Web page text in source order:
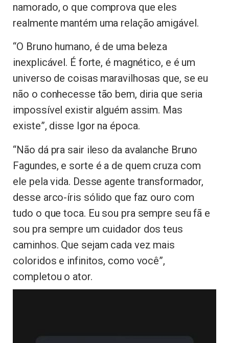
namorado, o que comprova que eles
realmente mantém uma relação amigável.
“O Bruno humano, é de uma beleza
inexplicável. É forte, é magnético, e é um
universo de coisas maravilhosas que, se eu
não o conhecesse tão bem, diria que seria
impossível existir alguém assim. Mas
existe”, disse Igor na época.
“Não dá pra sair ileso da avalanche Bruno
Fagundes, e sorte é a de quem cruza com
ele pela vida. Desse agente transformador,
desse arco-íris sólido que faz ouro com
tudo o que toca. Eu sou pra sempre seu fã e
sou pra sempre um cuidador dos teus
caminhos. Que sejam cada vez mais
coloridos e infinitos, como você”,
completou o ator.